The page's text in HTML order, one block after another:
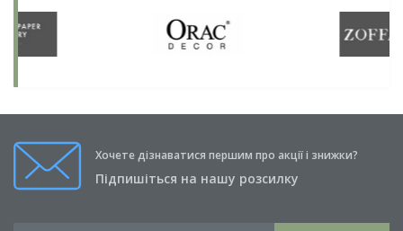
Хочете дізнаватися першим про акції і знижки?
Підпишіться на нашу розсилку